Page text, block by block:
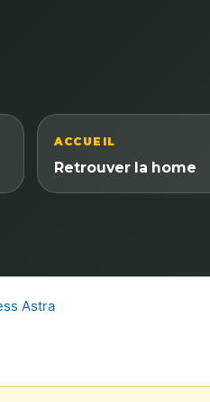
ACCUEIL
Retrouver la home
Astra